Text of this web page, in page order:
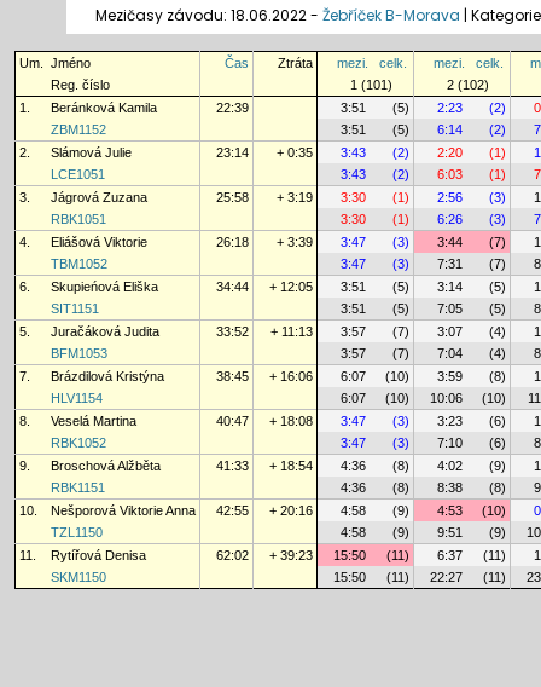
Mezičasy závodu: 18.06.2022 - Žebříček B-Morava |
Um. Jméno Čas Ztráta mezi. celk. mezi. celk.
Reg. číslo
1 (101)
2 (102)
1.
Beránková Kamila 22:39 3:51 (5) 2:23 (2)
ZBM1152
3:51 (5) 6:14 (2)
2.
Slámová Julie 23:14 + 0:35 3:43 (2) 2:20 (1)
LCE1051
3:43 (2) 6:03 (1)
3.
Jágrová Zuzana 25:58 + 3:19 3:30 (1) 2:56 (3)
RBK1051
3:30 (1) 6:26 (3)
4.
Eliášová Viktorie 26:18 + 3:39 3:47 (3) 3:44 (7)
TBM1052
3:47 (3) 7:31 (7)
6.
Skupieńová Eliška 34:44 + 12:05 3:51 (5) 3:14 (5)
SIT1151
3:51 (5) 7:05 (5)
5.
Juračáková Judita 33:52 + 11:13 3:57 (7) 3:07 (4)
BFM1053
3:57 (7) 7:04 (4)
7.
Brázdilová Kristýna 38:45 + 16:06 6:07 (10) 3:59 (8)
HLV1154
6:07 (10) 10:06 (10)
8.
Veselá Martina 40:47 + 18:08 3:47 (3) 3:23 (6)
RBK1052
3:47 (3) 7:10 (6)
9.
Broschová Alžběta 41:33 + 18:54 4:36 (8) 4:02 (9)
RBK1151
4:36 (8) 8:38 (8)
10.
Nešporová Viktorie Anna 42:55 + 20:16 4:58 (9) 4:53 (10)
TZL1150
4:58 (9) 9:51 (9)
11.
Rytířová Denisa 62:02 + 39:23 15:50 (11) 6:37 (11)
SKM1150
15:50 (11) 22:27 (11)